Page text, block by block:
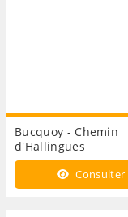
Bucquoy - Chemin
d'Hallingues
Consulter